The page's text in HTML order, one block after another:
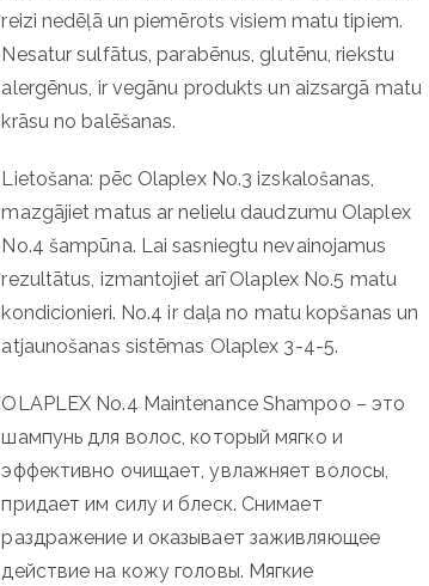
reizi nedēļā un piemērots visiem matu tipiem.
Nesatur sulfātus, parabēnus, glutēnu, riekstu
alergēnus, ir vegānu produkts un aizsargā matu
krāsu no balēšanas.
Lietošana: pēc Olaplex No.3 izskalošanas,
mazgājiet matus ar nelielu daudzumu Olaplex
No.4 šampūna. Lai sasniegtu nevainojamus
rezultātus, izmantojiet arī Olaplex No.5 matu
kondicionieri. No.4 ir daļa no matu kopšanas un
atjaunošanas sistēmas Olaplex 3-4-5.
OLAPLEX No.4 Maintenance Shampoo – это
шампунь для волос, который мягко и
эффективно очищает, увлажняет волосы,
придает им силу и блеск. Снимает
раздражение и оказывает заживляющее
действие на кожу головы. Мягкие